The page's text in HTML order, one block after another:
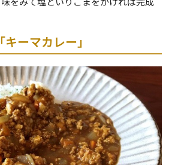
ーマカレー」